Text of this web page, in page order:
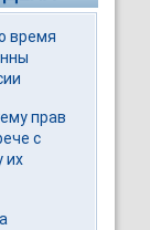
время
прав
с
их